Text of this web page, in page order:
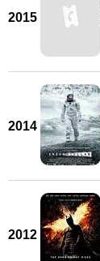
2015
2014
2012